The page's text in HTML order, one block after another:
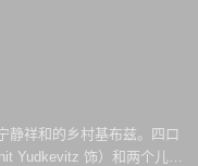
静祥和的乡村基布兹。四口
Yudkevitz 饰）和两个儿子